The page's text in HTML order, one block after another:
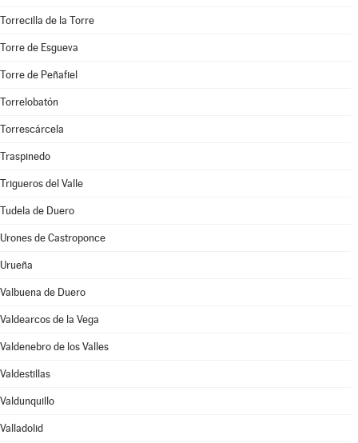
Torrecilla de la Torre
Torre de Esgueva
Torre de Peñafiel
Torrelobatón
Torrescárcela
Traspinedo
Trigueros del Valle
Tudela de Duero
Urones de Castroponce
Urueña
Valbuena de Duero
Valdearcos de la Vega
Valdenebro de los Valles
Valdestillas
Valdunquillo
Valladolid